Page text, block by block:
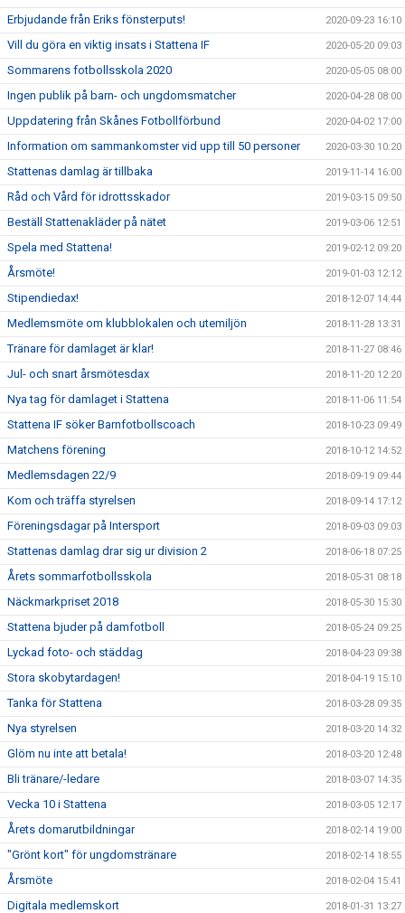
Erbjudande från Eriks fönsterputs! 2020-09-23 16:10
Vill du göra en viktig insats i Stattena IF 2020-05-20 09:03
Sommarens fotbollsskola 2020 2020-05-05 08:00
Ingen publik på barn- och ungdomsmatcher 2020-04-28 08:00
Uppdatering från Skånes Fotbollförbund 2020-04-02 17:00
Information om sammankomster vid upp till 50 personer 2020-03-30 10:20
Stattenas damlag är tillbaka 2019-11-14 16:00
Råd och Vård för idrottsskador 2019-03-15 09:50
Beställ Stattenakläder på nätet 2019-03-06 12:51
Spela med Stattena! 2019-02-12 09:20
Årsmöte! 2019-01-03 12:12
Stipendiedax! 2018-12-07 14:44
Medlemsmöte om klubblokalen och utemiljön 2018-11-28 13:31
Tränare för damlaget är klar! 2018-11-27 08:46
Jul- och snart årsmötesdax 2018-11-20 12:20
Nya tag för damlaget i Stattena 2018-11-06 11:54
Stattena IF söker Barnfotbollscoach 2018-10-23 09:49
Matchens förening 2018-10-12 14:52
Medlemsdagen 22/9 2018-09-19 09:44
Kom och träffa styrelsen 2018-09-14 17:12
Föreningsdagar på Intersport 2018-09-03 09:03
Stattenas damlag drar sig ur division 2 2018-06-18 07:25
Årets sommarfotbollsskola 2018-05-31 08:18
Näckmarkpriset 2018 2018-05-30 15:30
Stattena bjuder på damfotboll 2018-05-24 09:25
Lyckad foto- och städdag 2018-04-23 09:38
Stora skobytardagen! 2018-04-19 15:10
Tanka för Stattena 2018-03-28 09:35
Nya styrelsen 2018-03-20 14:32
Glöm nu inte att betala! 2018-03-20 12:48
Bli tränare/-ledare 2018-03-07 14:35
Vecka 10 i Stattena 2018-03-05 12:17
Årets domarutbildningar 2018-02-14 19:00
"Grönt kort" för ungdomstränare 2018-02-14 18:55
Årsmöte 2018-02-04 15:41
Digitala medlemskort 2018-01-31 13:27